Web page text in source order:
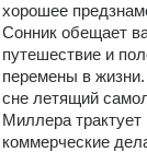
хорошее
Сонник обещает
путешествие и
перемены в
сне летящий
Миллера
коммерческие